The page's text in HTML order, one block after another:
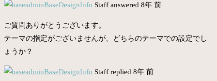
BaseDesignInfo Staff answered 8年 前
ご質問ありがとうございます。
テーマの指定がございませんが、どちらのテーマでの設定でし
ょうか？
BaseDesignInfo Staff replied 8年 前